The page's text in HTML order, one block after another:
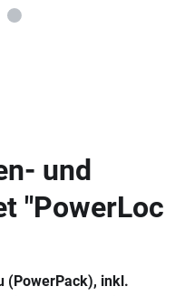
und
"PowerLoc
(PowerPack), inkl.